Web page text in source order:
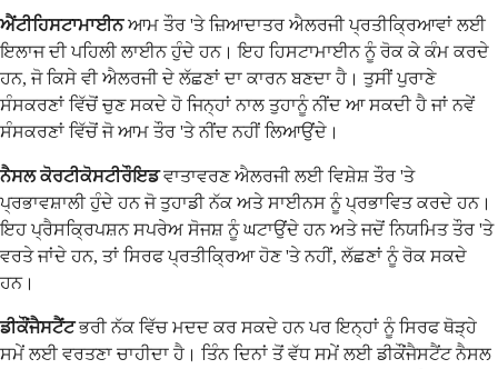
ਐਂਟੀਹਿਸਟਾਮਾਈਨਆਮ ਤੌਰ 'ਤੇ ਜ਼ਿਆਦਾਤਰ ਐਲਰਜੀ ਪ੍ਰਤੀਕ੍ਰਿਆਵਾਂ ਲਈ
ਇਲਾਜ ਦੀ ਪਹਿਲੀ ਲਾਈਨ ਹੁੰਦੇ ਹਨ। ਇਹ ਹਿਸਟਾਮਾਈਨ ਨੂੰ ਰੋਕ ਕੇ ਕੰਮ ਕਰਦੇ
ਹਨ, ਜੋ ਕਿਸੇ ਵੀ ਐਲਰਜੀ ਦੇ ਲੱਛਣਾਂ ਦਾ ਕਾਰਨ ਬਣਦਾ ਹੈ। ਤੁਸੀਂ ਪੁਰਾਣੇ
ਸੰਸਕਰਣਾਂ ਵਿੱਚੋਂ ਚੁਣ ਸਕਦੇ ਹੋ ਜਿਨ੍ਹਾਂ ਨਾਲ ਤੁਹਾਨੂੰ ਨੀਂਦ ਆ ਸਕਦੀ ਹੈ ਜਾਂ ਨਵੇਂ
ਸੰਸਕਰਣਾਂ ਵਿੱਚੋਂ ਜੋ ਆਮ ਤੌਰ 'ਤੇ ਨੀਂਦ ਨਹੀਂ ਲਿਆਉਂਦੇ।
ਨੈਸਲ ਕੋਰਟੀਕੋਸਟੀਰੌਇਡਵਾਤਾਵਰਣ ਐਲਰਜੀ ਲਈ ਵਿਸ਼ੇਸ਼ ਤੌਰ 'ਤੇ
ਪ੍ਰਭਾਵਸ਼ਾਲੀ ਹੁੰਦੇ ਹਨ ਜੋ ਤੁਹਾਡੀ ਨੱਕ ਅਤੇ ਸਾਈਨਸ ਨੂੰ ਪ੍ਰਭਾਵਿਤ ਕਰਦੇ ਹਨ।
ਇਹ ਪ੍ਰੈਸਕ੍ਰਿਪਸ਼ਨ ਸਪਰੇਅ ਸੋਜਸ਼ ਨੂੰ ਘਟਾਉਂਦੇ ਹਨ ਅਤੇ ਜਦੋਂ ਨਿਯਮਿਤ ਤੌਰ 'ਤੇ
ਵਰਤੇ ਜਾਂਦੇ ਹਨ, ਤਾਂ ਸਿਰਫ ਪ੍ਰਤੀਕ੍ਰਿਆ ਹੋਣ 'ਤੇ ਨਹੀਂ, ਲੱਛਣਾਂ ਨੂੰ ਰੋਕ ਸਕਦੇ
ਹਨ।
ਡੀਕੌਂਜੈਸਟੈਂਟਭਰੀ ਨੱਕ ਵਿੱਚ ਮਦਦ ਕਰ ਸਕਦੇ ਹਨ ਪਰ ਇਨ੍ਹਾਂ ਨੂੰ ਸਿਰਫ ਥੋੜ੍ਹੇ
ਸਮੇਂ ਲਈ ਵਰਤਣਾ ਚਾਹੀਦਾ ਹੈ। ਤਿੰਨ ਦਿਨਾਂ ਤੋਂ ਵੱਧ ਸਮੇਂ ਲਈ ਡੀਕੌਂਜੈਸਟੈਂਟ ਨੈਸਲ